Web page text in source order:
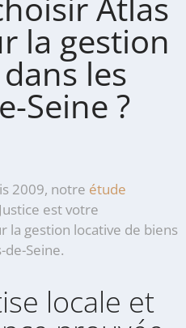
la gestion
les
Seine ?
2009, notre étude
est votre
la gestion locative de biens
Seine.
locale et